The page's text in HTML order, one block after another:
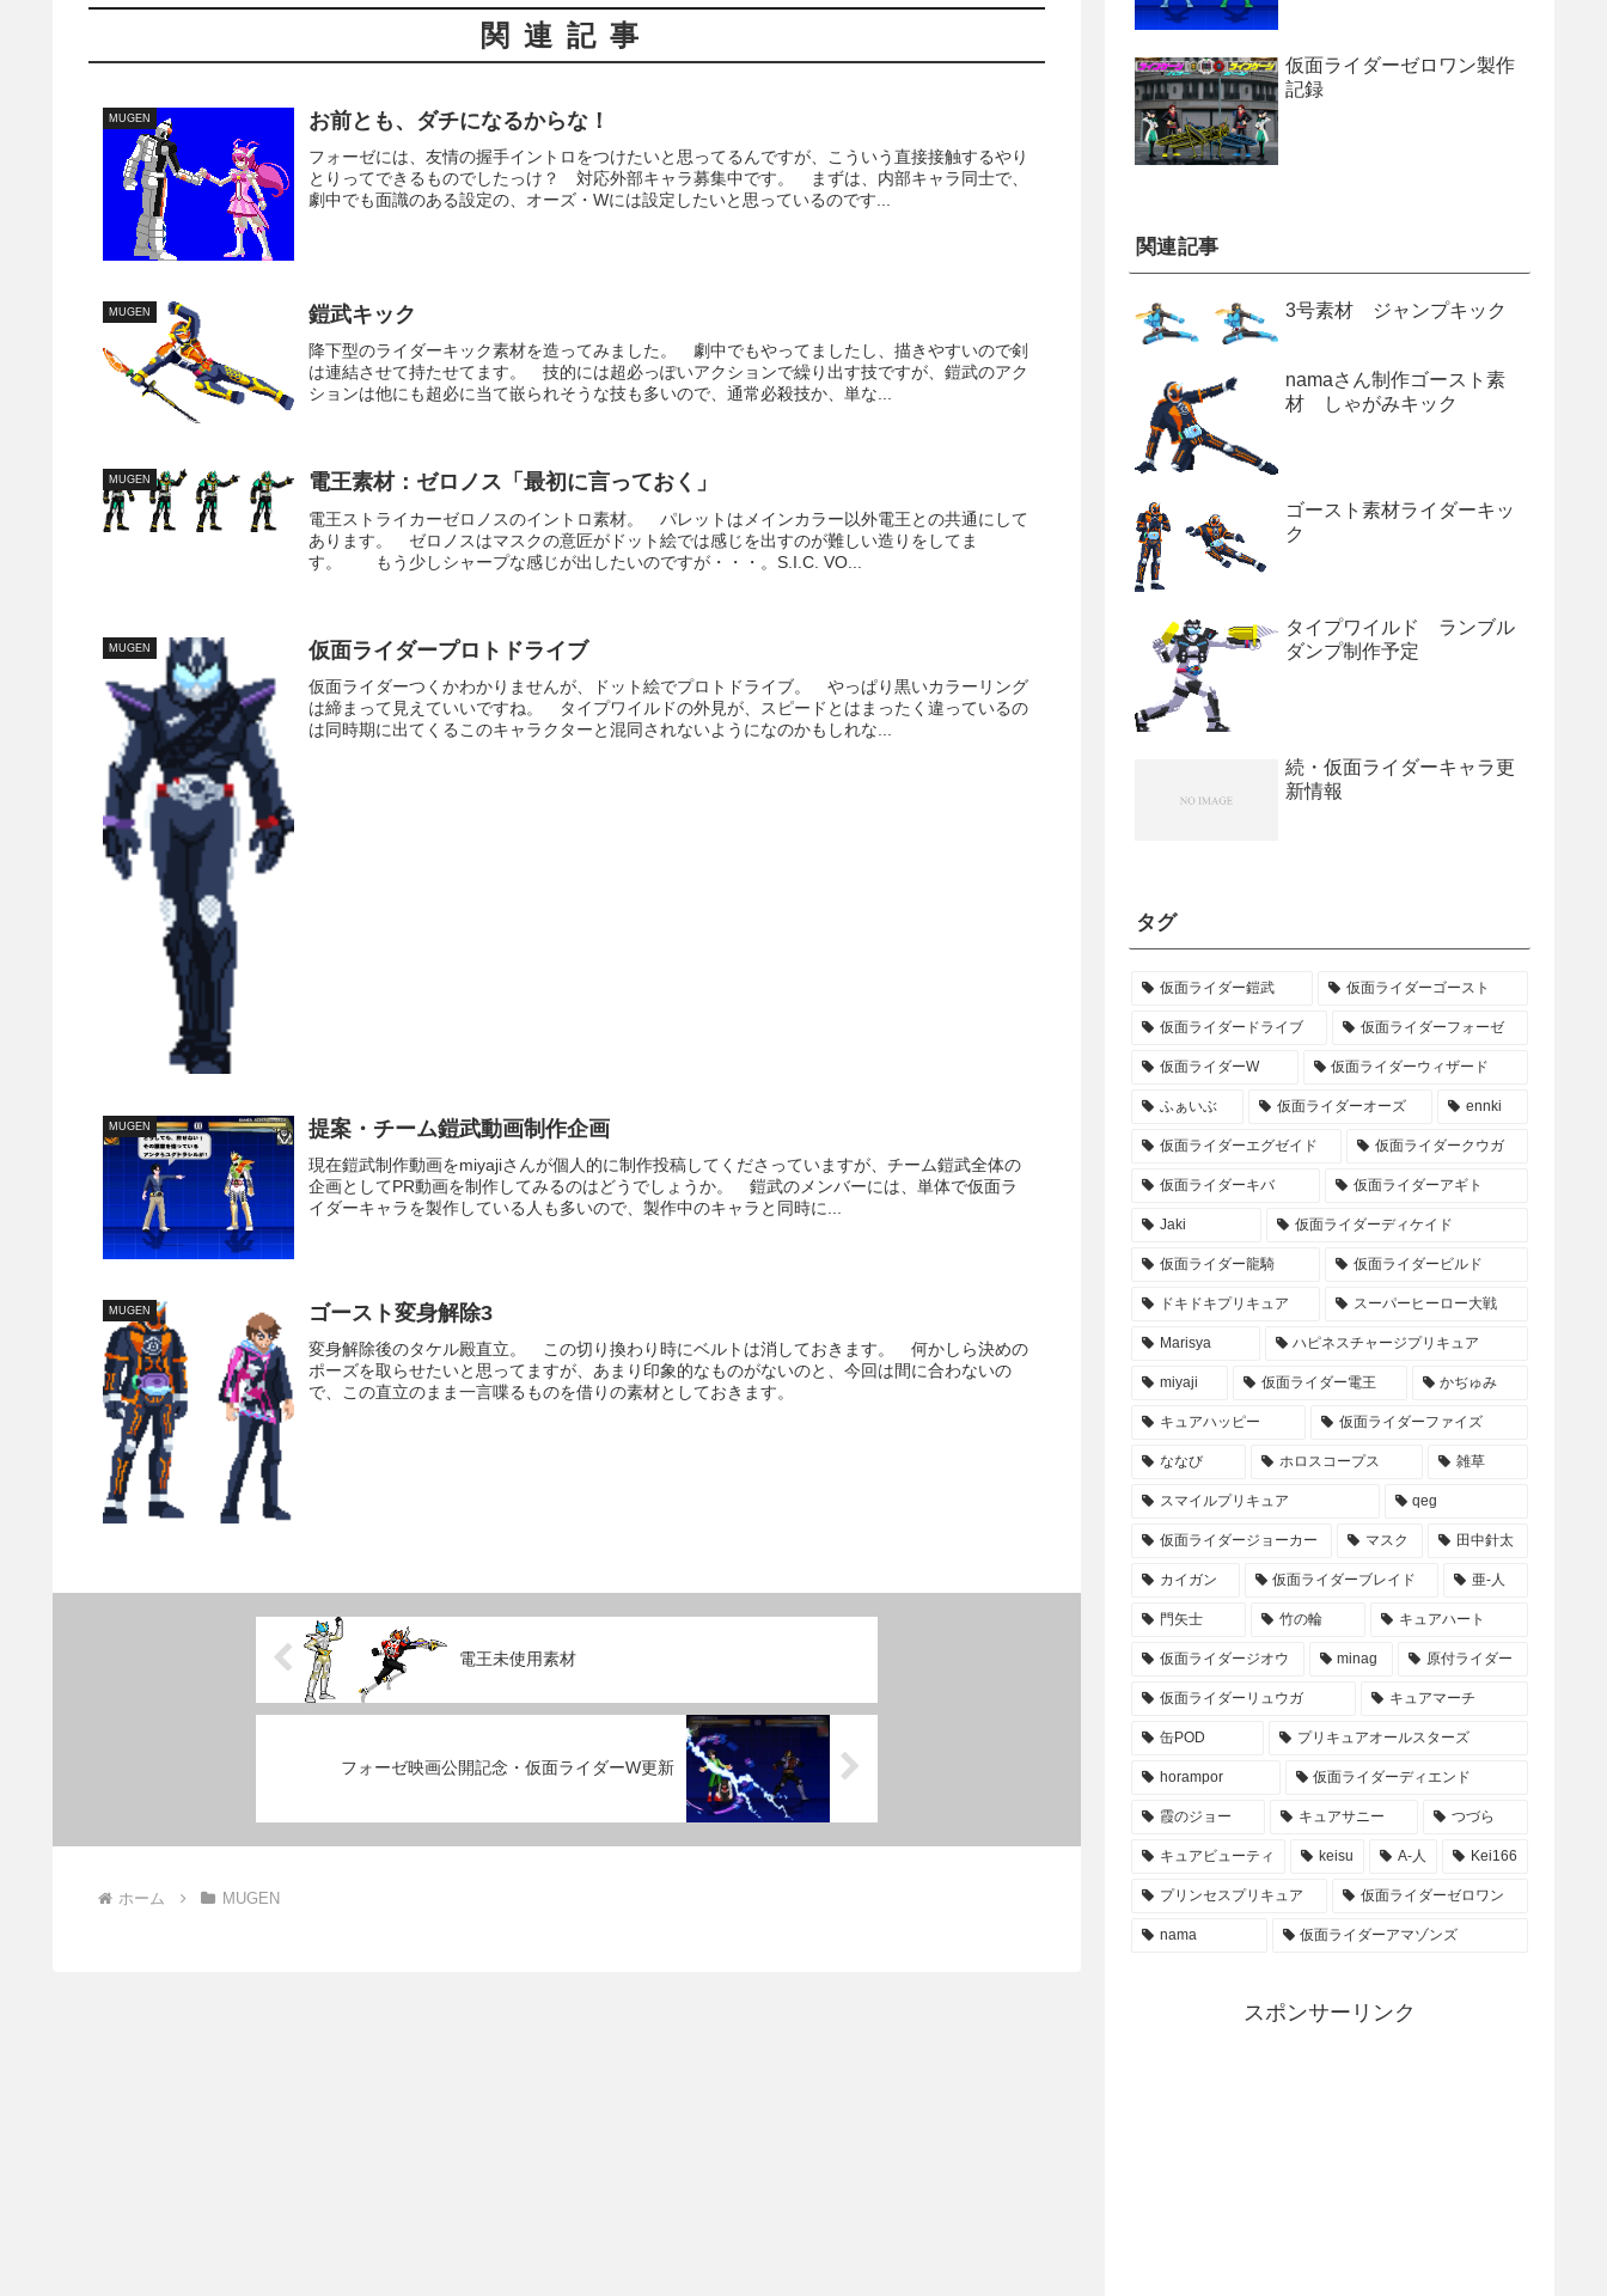
関連記事
MUGEN お前とも、ダチになるからな！
フォーゼには、友情の握手イントロをつけたいと思ってるんですが、こういう直接接触するやり
とりってできるものでしたっけ？ 対応外部キャラ募集中です。 まずは、内部キャラ同士で、
劇中でも面識のある設定の、オーズ・Wには設定したいと思っているのです...
MUGEN 鎧武キック
降下型のライダーキック素材を造ってみました。 劇中でもやってましたし、描きやすいので剣
は連結させて持たせてます。 技的には超必っぽいアクションで繰り出す技ですが、鎧武のアク
ションは他にも超必に当て嵌られそうな技も多いので、通常必殺技か、単な...
MUGEN 電王素材：ゼロノス「最初に言っておく」
電王ストライカーゼロノスのイントロ素材。 パレットはメインカラー以外電王との共通にして
あります。 ゼロノスはマスクの意匠がドット絵では感じを出すのが難しい造りをしてま
す。 もう少しシャープな感じが出したいのですが・・・。S.I.C. VO...
MUGEN 仮面ライダープロトドライブ
仮面ライダーつくかわかりませんが、ドット絵でプロトドライブ。 やっぱり黒いカラーリング
は締まって見えていいですね。 タイプワイルドの外見が、スピードとはまったく違っているの
は同時期に出てくるこのキャラクターと混同されないようになのかもしれな...
MUGEN 提案・チーム鎧武動画制作企画
現在鎧武制作動画をmiyajiさんが個人的に制作投稿してくださっていますが、チーム鎧武全体の
企画としてPR動画を制作してみるのはどうでしょうか。 鎧武のメンバーには、単体で仮面ラ
イダーキャラを製作している人も多いので、製作中のキャラと同時に...
MUGEN ゴースト変身解除3
変身解除後のタケル殿直立。 この切り換わり時にベルトは消しておきます。 何かしら決めの
ポーズを取らせたいと思ってますが、あまり印象的なものがないのと、今回は間に合わないの
で、この直立のまま一言喋るものを借りの素材としておきます。
電王未使用素材
フォーゼ映画公開記念・仮面ライダーW更新
ホーム MUGEN
仮面ライダーゼロワン製作
記録
関連記事
3号素材 ジャンプキック
namaさん制作ゴースト素
材 しゃがみキック
ゴースト素材ライダーキッ
ク
タイプワイルド ランブル
ダンプ制作予定
続・仮面ライダーキャラ更
新情報
タグ
仮面ライダー鎧武 仮面ライダーゴースト
仮面ライダードライブ 仮面ライダーフォーゼ
仮面ライダーW 仮面ライダーウィザード
ふぁいぶ 仮面ライダーオーズ ennki
仮面ライダーエグゼイド 仮面ライダークウガ
仮面ライダーキバ 仮面ライダーアギト
Jaki 仮面ライダーディケイド
仮面ライダー龍騎 仮面ライダービルド
ドキドキプリキュア スーパーヒーロー大戦
Marisya ハピネスチャージプリキュア
miyaji 仮面ライダー電王 かぢゅみ
キュアハッピー 仮面ライダーファイズ
ななび ホロスコープス 雑草
スマイルプリキュア qeg
仮面ライダージョーカー マスク 田中針太
カイガン 仮面ライダーブレイド 亜-人
門矢士 竹の輪 キュアハート
仮面ライダージオウ minag 原付ライダー
仮面ライダーリュウガ キュアマーチ
缶POD プリキュアオールスターズ
horampor 仮面ライダーディエンド
霞のジョー キュアサニー つづら
キュアビューティ keisu A-人 Kei166
プリンセスプリキュア 仮面ライダーゼロワン
nama 仮面ライダーアマゾンズ
スポンサーリンク